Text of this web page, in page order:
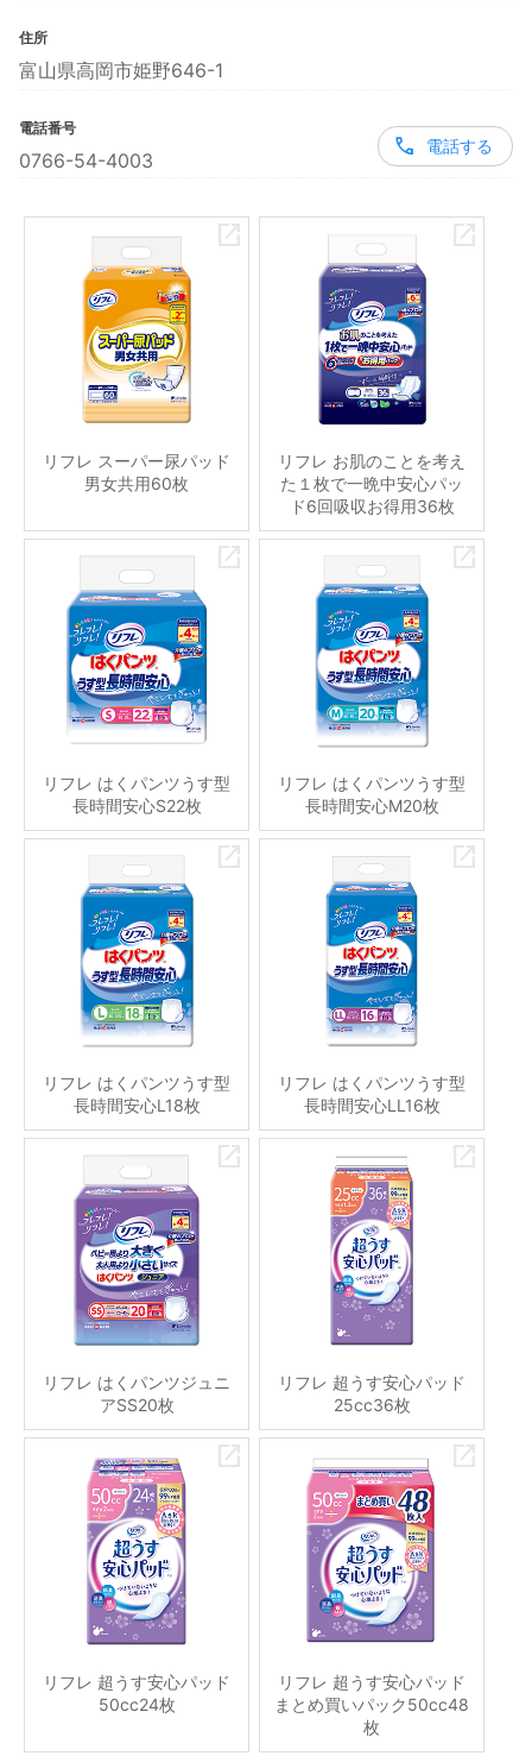
住所
富山県高岡市姫野646-1
電話番号
0766-54-4003
電話する
リフレ スーパー尿パッド
男女共用60枚
リフレ お肌のことを考え
た１枚で一晩中安心パッ
ド6回吸収お得用36枚
リフレ はくパンツうす型
長時間安心S22枚
リフレ はくパンツうす型
長時間安心M20枚
リフレ はくパンツうす型
長時間安心L18枚
リフレ はくパンツうす型
長時間安心LL16枚
リフレ はくパンツジュニ
アSS20枚
リフレ 超うす安心パッド
25cc36枚
リフレ 超うす安心パッド
50cc24枚
リフレ 超うす安心パッド
まとめ買いパック50cc48
枚